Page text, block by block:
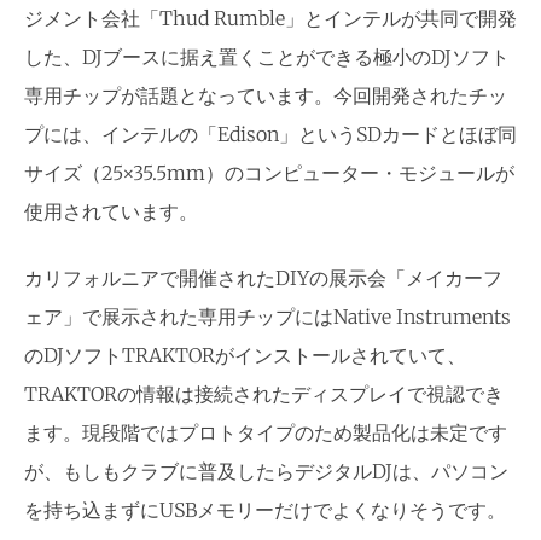
ジメント会社「Thud Rumble」とインテルが共同で開発
した、DJブースに据え置くことができる極小のDJソフト
専用チップが話題となっています。今回開発されたチッ
プには、インテルの「Edison」というSDカードとほぼ同
サイズ（25×35.5mm）のコンピューター・モジュールが
使用されています。
カリフォルニアで開催されたDIYの展示会「メイカーフ
ェア」で展示された専用チップにはNative Instruments
のDJソフトTRAKTORがインストールされていて、
TRAKTORの情報は接続されたディスプレイで視認でき
ます。現段階ではプロトタイプのため製品化は未定です
が、もしもクラブに普及したらデジタルDJは、パソコン
を持ち込まずにUSBメモリーだけでよくなりそうです。